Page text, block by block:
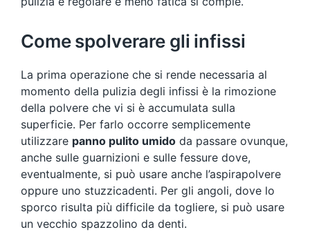
Come spolverare gli infissi
La prima operazione che si rende necessaria al
momento della pulizia degli infissi è la rimozione
della polvere che vi si è accumulata sulla
superficie. Per farlo occorre semplicemente
utilizzare panno pulito umido da passare ovunque,
anche sulle guarnizioni e sulle fessure dove,
eventualmente, si può usare anche l’aspirapolvere
oppure uno stuzzicadenti. Per gli angoli, dove lo
sporco risulta più difficile da togliere, si può usare
un vecchio spazzolino da denti.